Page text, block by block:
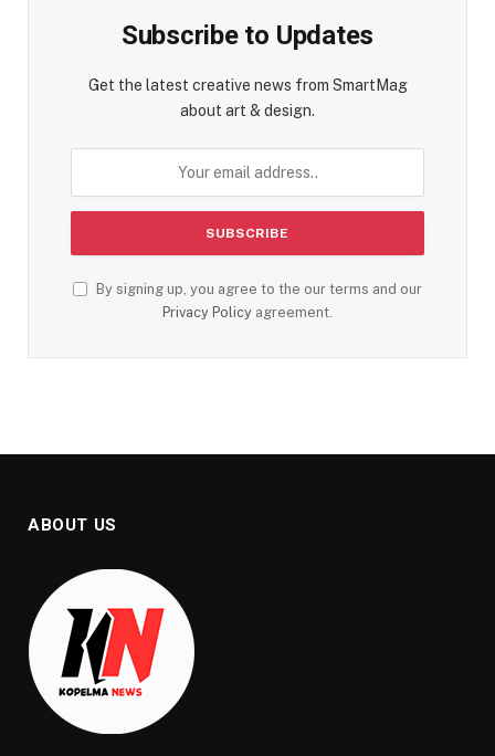
Subscribe to Updates
Get the latest creative news from SmartMag
about art & design.
By signing up, you agree to the our terms and our
Privacy Policy agreement.
ABOUT US